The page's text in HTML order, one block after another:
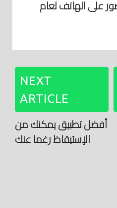
على الهاتف لعام
NEXT
ARTICLE
أفضل تطبيق يمكنك من
الإستيقاظ رغما عنك